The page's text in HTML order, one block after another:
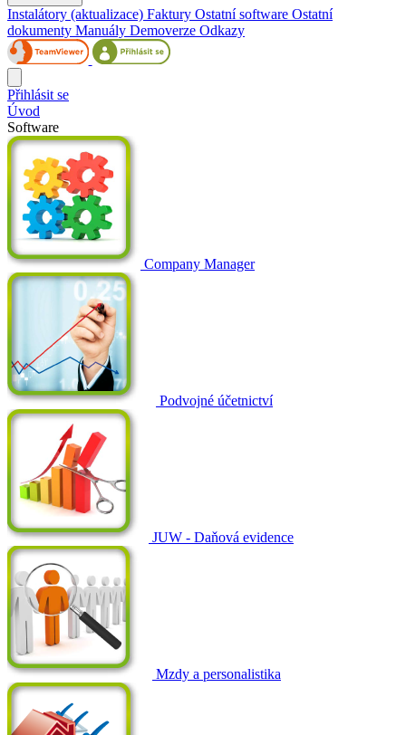
Instalátory (aktualizace) Faktury Ostatní software Ostatní
dokumenty Manuály Demoverze Odkazy
Přihlásit se
Úvod
Software
Company Manager
Podvojné účetnictví
JUW - Daňová evidence
Mzdy a personalistika